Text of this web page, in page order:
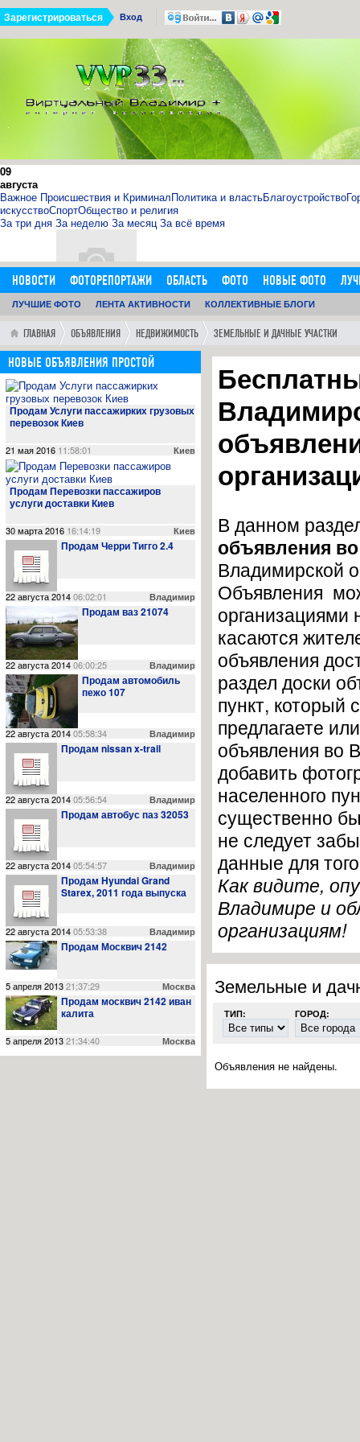
Вход
Зарегистрироваться
09
августа
Важное Происшествия и КриминалПолитика и властьБлагоустройство
искусствоСпортОбщество и религия
За три дня За неделю За месяц За всё время
11:14:00
http://sosna.kiev.ua - искуственная ёлка - нечно
Как я выбрал искусственную елку 1,8 м в инернет-магазине
23:42:00
Сведения о проведении месячных мероприятий,
23:41:00
Выбрали нового председателя Октябрьского района
НОВОСТИ ФОТОРЕПОРТАЖИ ОБЛАСТЬ ФОТО НОВЫЕ ФОТО
ОБЪЯВЛЕНИЯ
ДОБАВИТЬ ОБЪЯВЛЕНИЕ ЛЮДИ ФОРУМ ГОРОД
ЛУЧШИЕ ФОТО ЛЕНТА АКТИВНОСТИ КОЛЛЕКТИВНЫЕ БЛОГИ
ГЛАВНАЯ ОБЪЯВЛЕНИЯ НЕДВИЖИМОСТЬ ЗЕМЕЛЬНЫЕ И ДАЧНЫЕ УЧАСТКИ
В данном
объявления
Владимирской
Объявления
касаются
объявления
раздел доски
пункт, который
предлагаете
объявления во
добавить
населенного
существенно
не следует
данные для
Как видите,
Владимире и
организациям!
Земельные и
ТИП: ГОРОД:
Объявления не найдены.
НОВЫЕ ОБЪЯВЛЕНИЯ ПРОСТОЙ
Продам Услуги пассажирких грузовых
перевозок Киев
Киев
21 мая 2016 11:58:01
Продам Перевозки пассажиров
услуги доставки Киев
Киев
30 марта 2016 16:14:19
Продам Черри Тигго 2.4
Владимир
22 августа 201406:02:01
Продам ваз 21074
Владимир
22 августа 201406:00:25
Продам автомобиль
пежо 107
Владимир
22 августа 201405:58:34
Продам nissan x-trail
Владимир
22 августа 201405:56:54
Продам автобус паз 32053
Владимир
22 августа 201405:54:57
Продам Hyundai Grand
Starex, 2011 года выпуска
Владимир
22 августа 201405:53:38
Продам Москвич 2142
Москва
5 апреля 201321:37:29
Продам москвич 2142 иван
калита
Москва
5 апреля 201321:34:40